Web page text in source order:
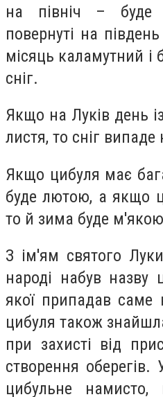
на північ –
повернуті на
місяць каламутний і
сніг.
Якщо на Луків день
листя, то сніг випаде
Якщо цибуля має
буде лютою, а якщо
то й зима буде м'якою
З ім'ям святого
народі набув назву
якої припадав саме
цибуля також
при захисті від
створення
цибульне